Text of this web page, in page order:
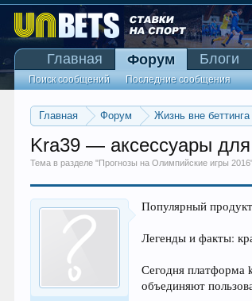
Главная Форум Жизнь вне беттинга
Kra39 — аксессуары
Тема в разделе "Прогнозы на Олимпийские игры 2016
Популярный
Легенды и факты:
Сегодня платформа
объединяют
Главная Форум
Поиск сообщений Последние сообщения
Блоги